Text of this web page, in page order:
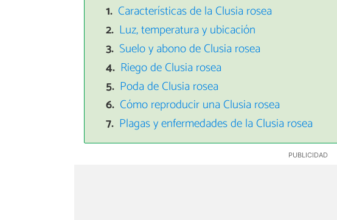
Características de la Clusia rosea
Luz, temperatura y ubicación
Suelo y abono de Clusia rosea
Riego de Clusia rosea
Poda de Clusia rosea
Cómo reproducir una Clusia rosea
Plagas y enfermedades de la Clusia rosea